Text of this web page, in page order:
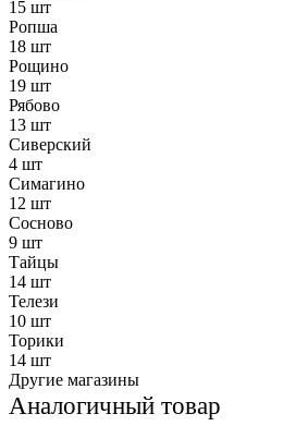
15 шт
Ропша
18 шт
Рощино
19 шт
Рябово
13 шт
Сиверский
4 шт
Симагино
12 шт
Сосново
9 шт
Тайцы
14 шт
Телези
10 шт
Торики
14 шт
Другие магазины
Аналогичный товар